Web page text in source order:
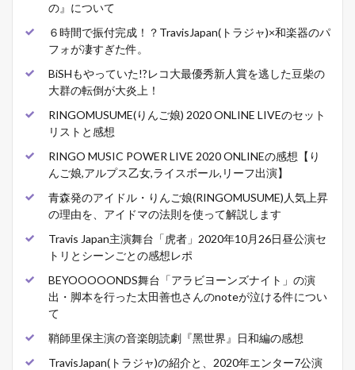
の』について
６時間で振付完成！？TravisJapan(トラジャ)×和楽器のパ
フォが凄すぎた件。
BiSHもやっていた!?レコ大最優秀新人賞を逃した豆柴の
大群の転倒が大炎上！
RINGOMUSUME(りんご娘) 2020 ONLINE LIVEのセット
リストと感想
RINGO MUSIC POWER LIVE 2020 ONLINEの感想【り
んご娘,アルプス乙女,ライスボール,リーフ出演】
青森発のアイドル・りんご娘(RINGOMUSUME)人気上昇
の理由を、アイドマの法則を使って解説します
Travis Japan主演舞台「虎者」2020年10月26日昼公演セ
トリとシーンごとの感想レポ
BEYOOOOONDS舞台「アラビヨーンズナイト」の演
出・脚本を行った太田善也さんのnoteが泣ける件につい
て
鞘師里保主演の音楽朗読劇『黑世界』日和編の感想
TravisJapan(トラジャ)の紹介と、2020年エンター7公演